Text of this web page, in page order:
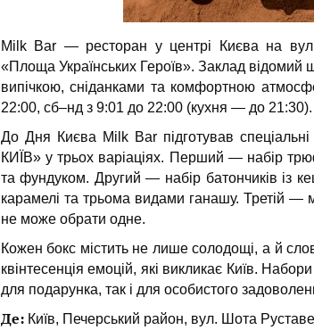
Milk Bar — ресторан у центрі Києва на
«Площа Українських Героїв». Заклад
випічкою, сніданками та комфортною
22:00, сб–нд з 9:01 до 22:00 (кухня — до 21:30).
До Дня Києва Milk Bar підготував
КИЇВ» у трьох варіаціях. Перший — набір
та фундуком. Другий — набір батончиків із
карамелі та трьома видами ганашу. Третій —
не може обрати одне.
Кожен бокс містить не лише солодощі, а й
квінтесенція емоцій, які викликає Київ.
для подарунка, так і для особистого
Де:Київ, Печерський район, вул. Шота